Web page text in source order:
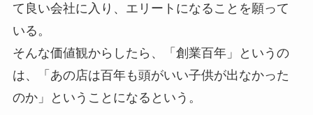
て良い会社に入り、エリートになることを願って
いる。
そんな価値観からしたら、「創業百年」というの
は、「あの店は百年も頭がいい子供が出なかった
のか」ということになるという。